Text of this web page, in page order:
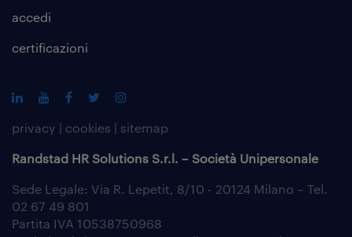
accedi
certificazioni
privacy | cookies | sitemap
Randstad HR Solutions S.r.l. – Società Unipersonale
Sede Legale: Via R. Lepetit, 8/10 - 20124 Milano – Tel.
02 67 49 801
Partita IVA 10538750968